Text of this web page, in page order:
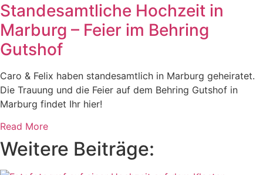
Standesamtliche Hochzeit in
Marburg – Feier im Behring
Gutshof
Caro & Felix haben standesamtlich in Marburg geheiratet.
Die Trauung und die Feier auf dem Behring Gutshof in
Marburg findet Ihr hier!
Read More
Weitere Beiträge: